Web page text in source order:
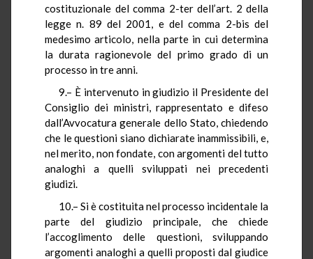
costituzionale del comma 2-ter dell’art. 2 della
legge n. 89 del 2001, e del comma 2-bis del
medesimo articolo, nella parte in cui determina
la durata ragionevole del primo grado di un
processo in tre anni.
9.– È intervenuto in giudizio il Presidente del
Consiglio dei ministri, rappresentato e difeso
dall’Avvocatura generale dello Stato, chiedendo
che le questioni siano dichiarate inammissibili, e,
nel merito, non fondate, con argomenti del tutto
analoghi a quelli sviluppati nei precedenti
giudizi.
10.– Si è costituita nel processo incidentale la
parte del giudizio principale, che chiede
l’accoglimento delle questioni, sviluppando
argomenti analoghi a quelli proposti dal giudice